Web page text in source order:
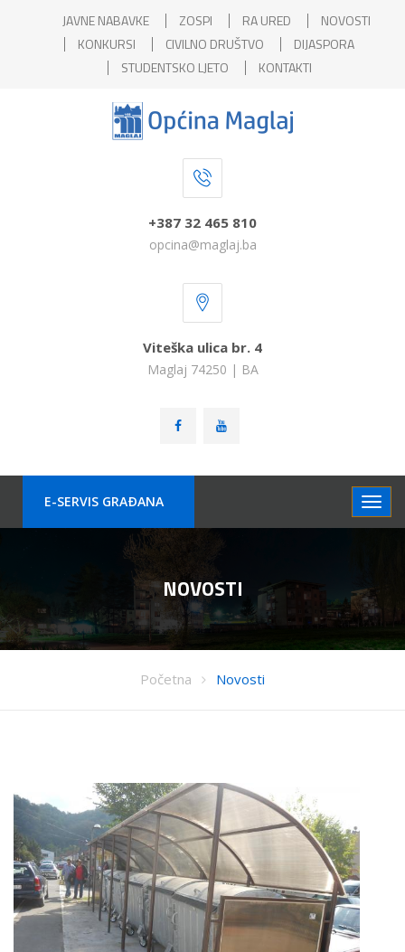
JAVNE NABAVKE ZOSPI RA URED
NOVOSTI
KONKURSI
CIVILNO DRUŠTVO
DIJASPORA
STUDENTSKO LJETO
KONTAKTI
+387 32 465 810
opcina@maglaj.ba
Viteška ulica br. 4
Maglaj 74250 | BA
E-SERVIS GRAÐANA
NOVOSTI
Početna Novosti